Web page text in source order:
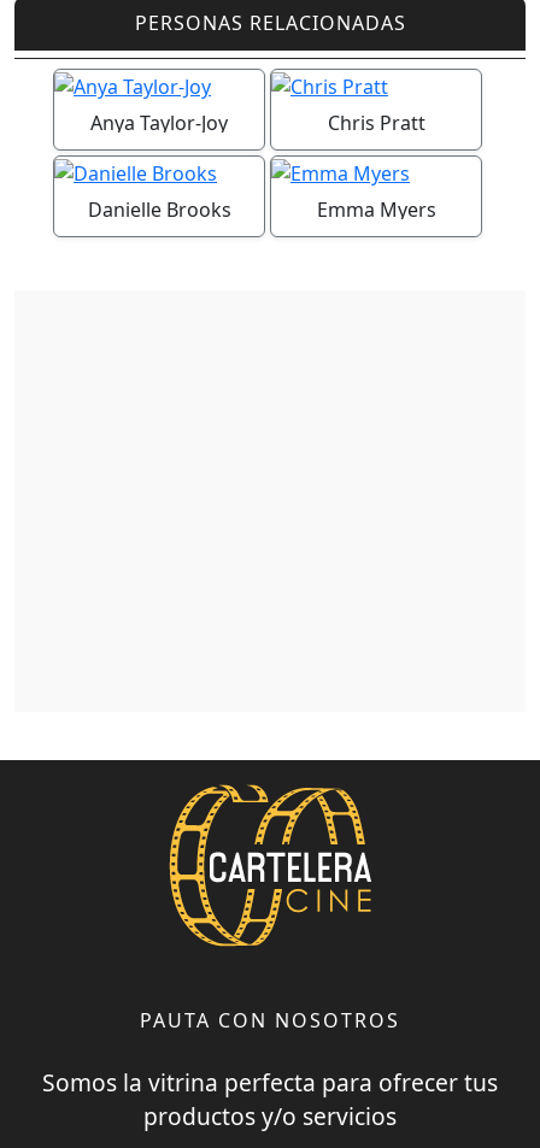
PERSONAS RELACIONADAS
Anya Taylor-Joy Chris Pratt
Danielle Brooks Emma Myers
PAUTA CON NOSOTROS
Somos la vitrina perfecta para ofrecer tus
productos y/o servicios